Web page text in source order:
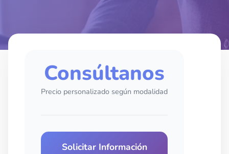
Consúltanos
Precio personalizado según modalidad
Solicitar Información